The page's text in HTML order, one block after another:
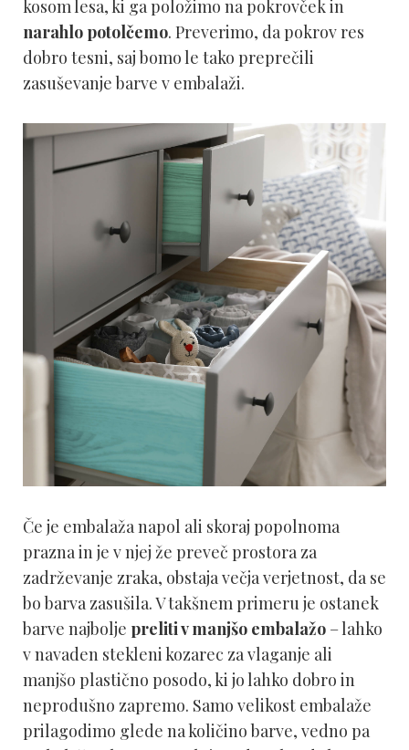
kosom lesa, ki ga položimo na pokrovček in
narahlo potolčemo. Preverimo, da pokrov res
dobro tesni, saj bomo le tako preprečili
zasuševanje barve v embalaži.
Če je embalaža napol ali skoraj popolnoma
prazna in je v njej že preveč prostora za
zadrževanje zraka, obstaja večja verjetnost, da se
bo barva zasušila. V takšnem primeru je ostanek
barve najbolje preliti v manjšo embalažo – lahko
v navaden stekleni kozarec za vlaganje ali
manjšo plastično posodo, ki jo lahko dobro in
neprodušno zapremo. Samo velikost embalaže
prilagodimo glede na količino barve, vedno pa